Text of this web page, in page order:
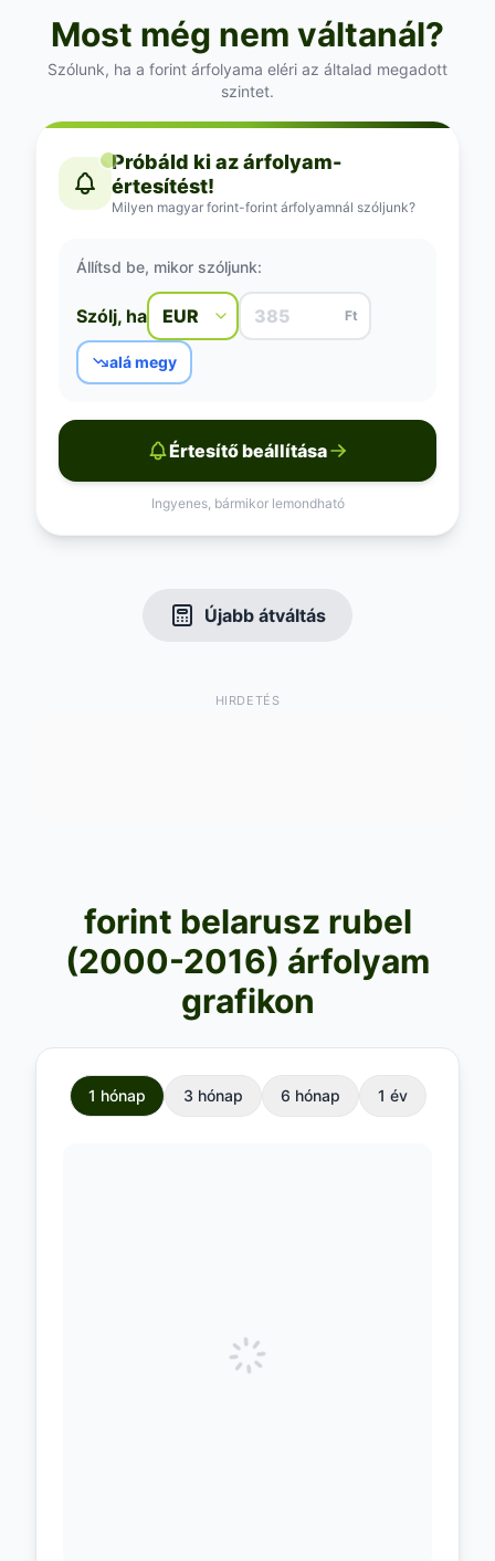
Most még nem váltanál?
Szólunk, ha a forint árfolyama eléri az általad megadott
szintet.
Próbáld ki az árfolyam-
értesítést!
Milyen magyar forint-forint árfolyamnál szóljunk?
Állítsd be, mikor szóljunk:
Szólj, ha Ft
alá megy
Értesítő beállítása
Ingyenes, bármikor lemondható
Újabb átváltás
HIRDETÉS
forint belarusz rubel
(2000-2016) árfolyam
grafikon
1 hónap 3 hónap 6 hónap 1 év